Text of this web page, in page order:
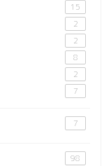
15
2
2
8
2
7
7
98